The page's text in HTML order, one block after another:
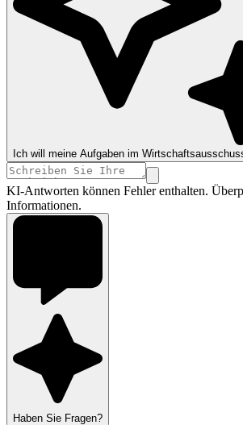
Ich will meine Aufgaben im
KI-Antworten können Fehler enthalten.
Informationen.
Haben Sie Fragen?